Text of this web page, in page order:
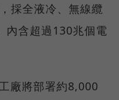
採全液冷、無線纜
內含超過130兆個電
廠將部署約8,000